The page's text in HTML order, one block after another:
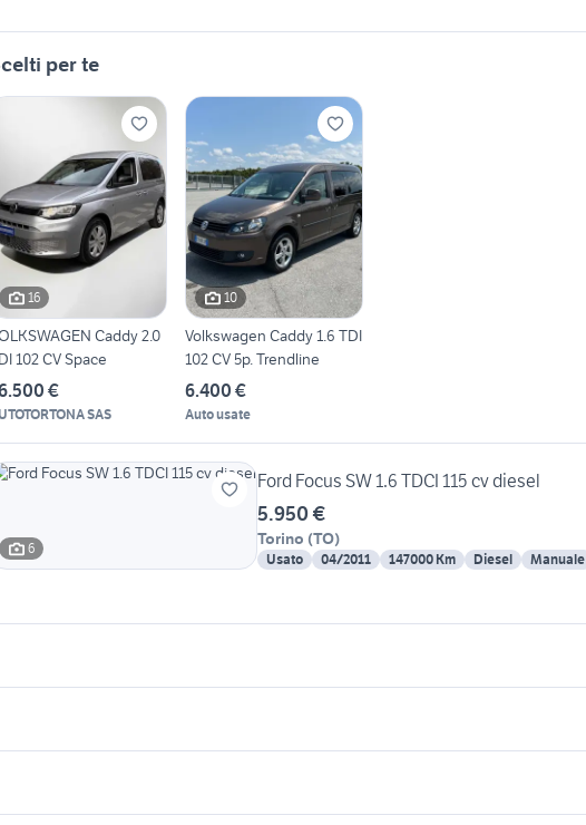
per te
16
Caddy 2.0
102 CV Space
€
SAS
10
Volkswagen Caddy 1.6 TDI
102 CV 5p. Trendline
6.400 €
Auto usate
6
Ford Focus SW 1.6 TDCI 115 cv diesel
5.950 €
Torino (TO)
Usato 04/2011 147000 Km Diesel Manuale
lanciano